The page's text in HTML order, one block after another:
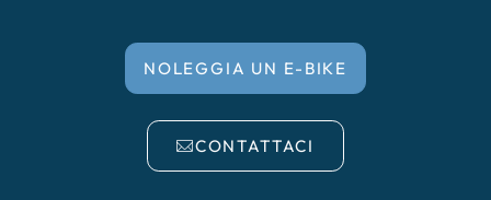
NOLEGGIA UN E-BIKE
CONTATTACI